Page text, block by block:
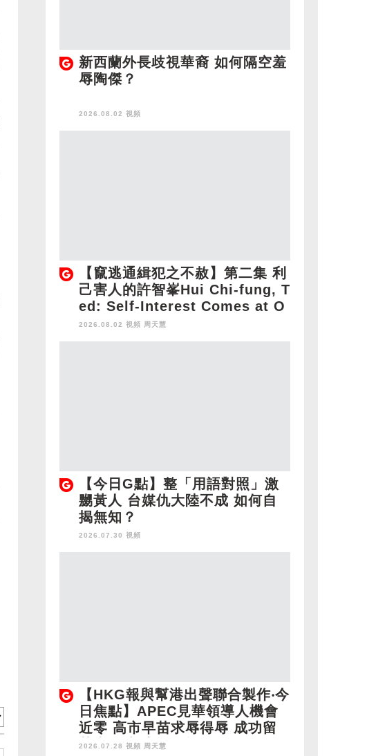
新西蘭外長歧視華裔 如何隔空羞
辱陶傑？
2026.08.02 視頻
【竄逃通緝犯之不赦】第二集 利
己害人的許智峯Hui Chi-fung, T
ed: Self-Interest Comes at O
thers' Expense
2026.08.02 視頻 周天慧
【今日G點】整「用語對照」激
嬲黃人 台媒仇大陸不成 如何自
揭無知？
2026.07.30 視頻
【HKG報與幫港出聲聯合製作‧今
日焦點】APEC見華領導人機會
近零 高市早苗求辱得辱 成功留
英半年 胡志偉終於乞到了
2026.07.28 視頻 周天慧